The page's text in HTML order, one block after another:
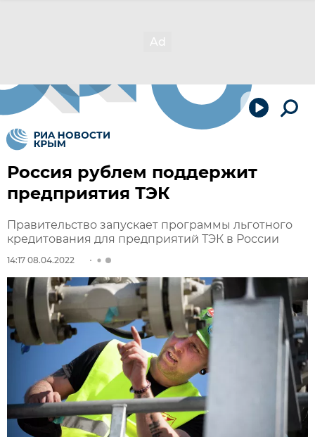
Россия рублем поддержит
предприятия ТЭК
Правительство запускает программы льготного
кредитования для предприятий ТЭК в России
14:17 08.04.2022